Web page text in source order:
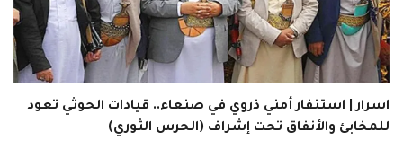
اسرار | استنفار أمني ذروي في صنعاء.. قيادات الحوثي تعود
للمخابئ والأنفاق تحت إشراف (الحرس الثوري)